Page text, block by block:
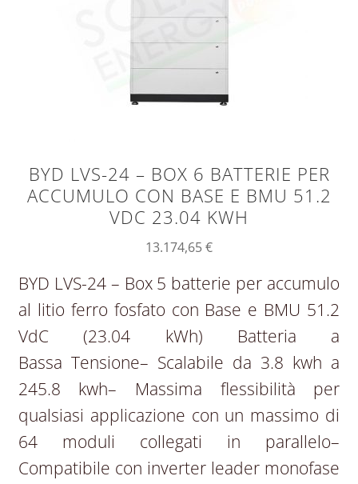
BYD LVS-24 – BOX 6 BATTERIE PER
ACCUMULO CON BASE E BMU 51.2
VDC 23.04 KWH
13.174,65€
BYD LVS-24 – Box 5 batterie per accumulo
al litio ferro fosfato con Base e BMU 51.2
VdC (23.04 kWh) Batteria a
Bassa Tensione– Scalabile da 3.8 kwh a
245.8 kwh– Massima flessibilità per
qualsiasi applicazione con un massimo di
64 moduli collegati in parallelo–
Compatibile con inverter leader monofase